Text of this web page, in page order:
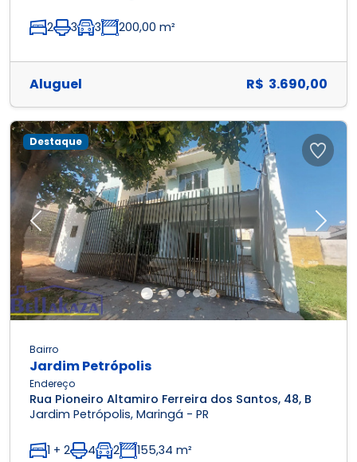
2 3 3 200,00 m²
Aluguel R$ 3.690,00
Previous Next
Destaque
Bairro
Jardim Petrópolis
Endereço
Rua Pioneiro Altamiro Ferreira dos Santos, 48, B
Jardim Petrópolis, Maringá - PR
1 + 2 4 2 155,34 m²